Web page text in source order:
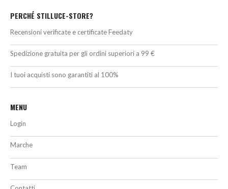
PERCHÉ STILLUCE-STORE?
Recensioni verificate e certificate Feedaty
Spedizione gratuita per gli ordini superiori a 99 €
I tuoi acquisti sono garantiti al 100%
MENU
Login
Marche
Team